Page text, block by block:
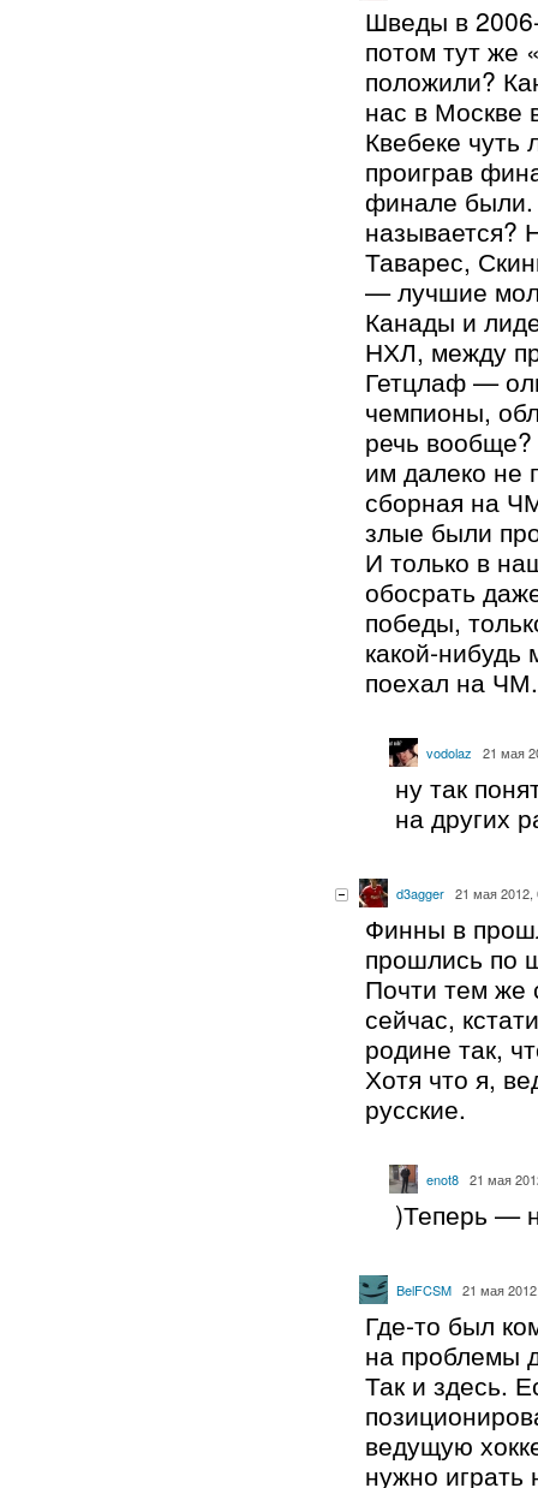
Шведы в
потом тут же
положили?
нас в Москве
Квебеке чуть
проиграв
финале
называется?
Таварес,
— лучшие
Канады и
НХЛ, между
Гетцлаф —
чемпионы,
речь
им далеко не
сборная на
злые были
И только в
обосрать
победы,
какой-нибудь
поехал на ЧМ.
vodolaz 21 мая
ну так
на других
d3agger 21 мая 2012,
Финны в
прошлись по
Почти тем же
сейчас,
родине так,
Хотя что я,
русские.
enot8 21 мая
)Теперь —
BelFCSM 21 мая
Где-то был
на проблемы
Так и здесь.
ведущую
нужно играть